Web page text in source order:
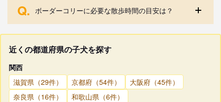
Q. ボーダーコリーに必要な散歩時間の目安は？
近くの都道府県の子犬を探す
関西
滋賀県（29件）
京都府（54件）
大阪府（45件）
奈良県（16件）
和歌山県（6件）